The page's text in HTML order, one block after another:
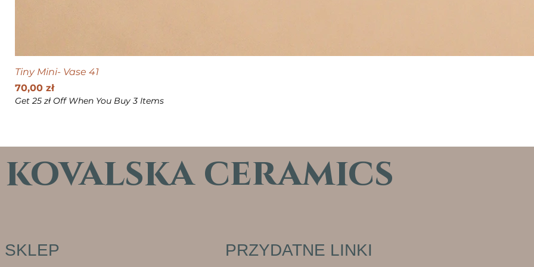
Tiny Mini- Vase 41
Cena
70,00 zł
Get 25 zł Off When You Buy 3 Items
kovalska ceramics
SKLEP PRZYDATNE LINKI